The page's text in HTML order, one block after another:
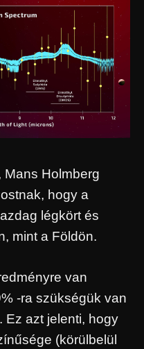
Mans Holmberg
hogy a
légkört és
mint a Földön.
van
-ra szükségük van
Ez azt jelenti, hogy
(körülbelül